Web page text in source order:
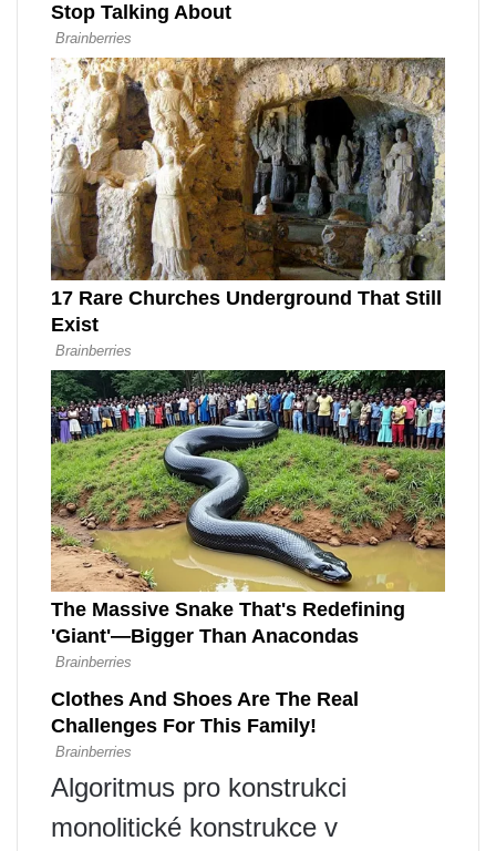
Algoritmus pro konstrukci
monolitické konstrukce v